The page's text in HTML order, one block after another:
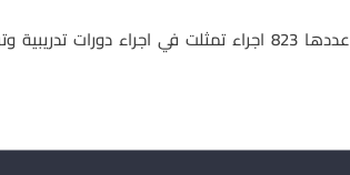
وأفاد التقرير ان الوحدة نفذت العديد من الانشطة وكان عددها